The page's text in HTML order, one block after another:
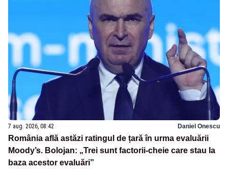
7 aug. 2026, 08:42 Daniel Onescu
România află astăzi ratingul de țară în urma evaluării
Moody’s. Bolojan: „Trei sunt factorii-cheie care stau la
baza acestor evaluări”